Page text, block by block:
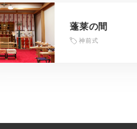
蓬莱の間
神前式